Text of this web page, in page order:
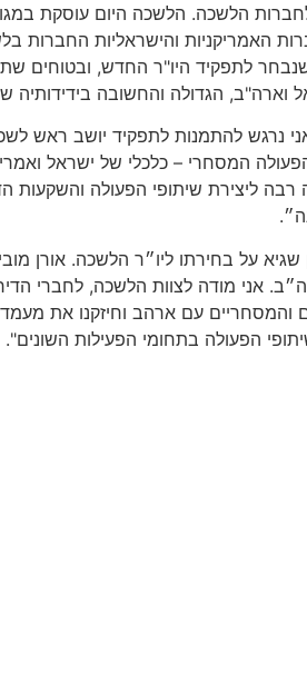
הלשכה. הלשכה היום עוסקת
האמריקניות והישראליות החברות
לתפקיד היו"ר החדש, ובטוחים
וארה"ב, הגדולה והחשובה בידידותיה
נרגש להתמנות לתפקיד יושב ראש
המסחרי – כלכלי של ישראל
שיתופי הפעולה והשקעות
על בחירתו ליו״ר הלשכה. אורן
והמסחריים עם ארהב וחיזקנו את
הפעולה בתחומי הפעילות השונים".